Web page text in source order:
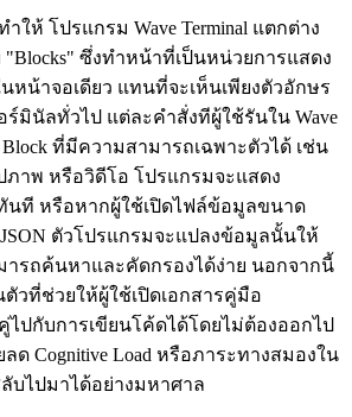
ห้ โปรแกรม Wave Terminal แตกต่าง
"Blocks" ซึ่งทำหน้าที่เป็นหน่วยการแสดง
หน้าจอเดียว แทนที่จะเห็นเพียงตัวอักษร
ร์มินัลทั่วไป แต่ละคำสั่งทีผู้ใช้รันใน Wave
ที่มีความสามารถเฉพาะตัวได้ เช่น
ภาพ หรือวิดีโอ โปรแกรมจะแสดง
นที หรือหากผู้ใช้เปิดไฟล์ข้อมูลขนาด
ตัวโปรแกรมจะแปลงข้อมูลนั้นให้
ารถค้นหาและคัดกรองได้ง่าย นอกจากนี้
ตัวที่ช่วยให้ผู้ใช้เปิดเอกสารคู่มือ
คู่ไปกับการเขียนโค้ดได้โดยไม่ต้องออกไป
ด Cognitive Load หรือภาระทางสมองใน
บไปมาได้อย่างมหาศาล